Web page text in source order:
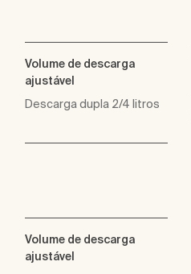
Volume de descarga
ajustável
Descarga dupla 2/4 litros
Volume de descarga
ajustável